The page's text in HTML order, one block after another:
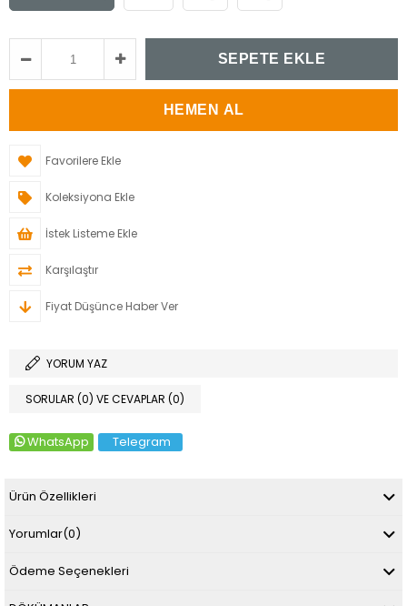
Favorilere Ekle
Koleksiyona Ekle
İstek Listeme Ekle
Karşılaştır
Fiyat Düşünce Haber Ver
YORUM YAZ
SORULAR (0) VE CEVAPLAR (0)
WhatsApp Telegram
Ürün Özellikleri
Yorumlar(0)
Ödeme Seçenekleri